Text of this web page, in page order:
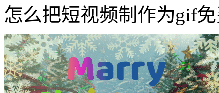
怎么把短视频制作为gif